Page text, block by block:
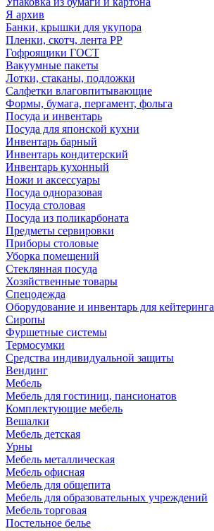
Я архив
Банки, крышки для укупора
Пленки, скотч, лента РР
Гофроящики ГОСТ
Вакуумные пакеты
Лотки, стаканы, подложки
Салфетки влаговпитывающие
Формы, бумага, пергамент, фольга
Посуда и инвентарь
Посуда для японской кухни
Инвентарь барный
Инвентарь кондитерский
Инвентарь кухонный
Ножи и аксессуары
Посуда одноразовая
Посуда столовая
Посуда из поликарбоната
Предметы сервировки
Приборы столовые
Уборка помещений
Стеклянная посуда
Хозяйственные товары
Спецодежда
Оборудование и инвентарь для кейтеринга
Сиропы
Фуршетные системы
Термосумки
Средства индивидуальной защиты
Вендинг
Мебель
Мебель для гостиниц, пансионатов
Комплектующие мебель
Вешалки
Мебель детская
Урны
Мебель металлическая
Мебель офисная
Мебель для общепита
Мебель для образовательных учреждений
Мебель торговая
Постельное белье